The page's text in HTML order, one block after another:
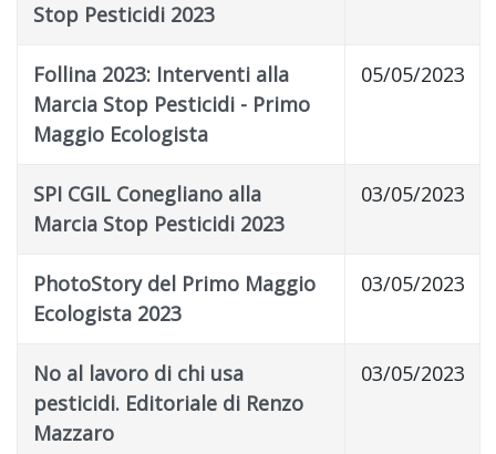
Stop Pesticidi 2023
Follina 2023: Interventi alla
Marcia Stop Pesticidi - Primo
Maggio Ecologista
05/05/2023
SPI CGIL Conegliano alla
Marcia Stop Pesticidi 2023
03/05/2023
PhotoStory del Primo Maggio
Ecologista 2023
03/05/2023
No al lavoro di chi usa
pesticidi. Editoriale di Renzo
Mazzaro
03/05/2023